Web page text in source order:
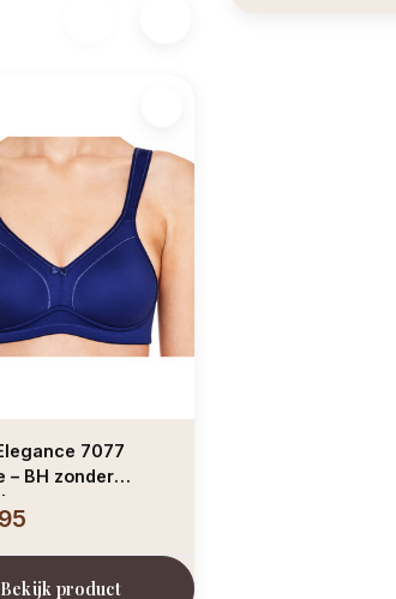
7077
– BH zonder
Bekijk product